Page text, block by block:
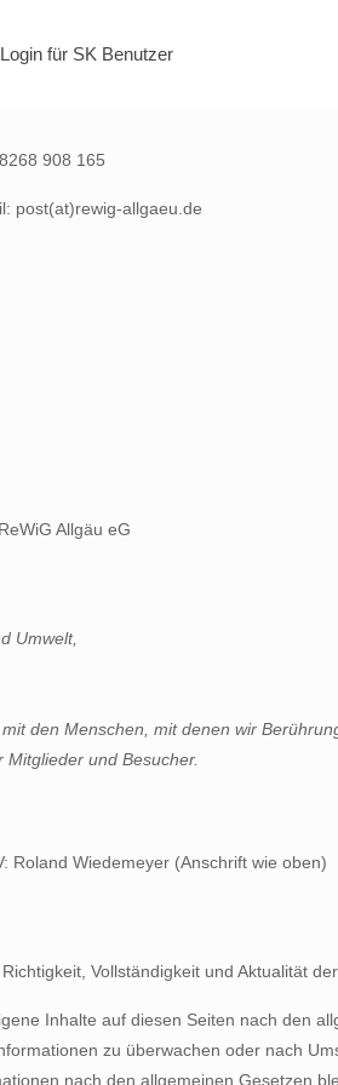
Login für SK Benutzer
908 165
post(at)rewig-allgaeu.de
Allgäu eG
Umwelt,
den Menschen, mit denen wir
und Besucher.
Roland Wiedemeyer (Anschrift wie oben)
Vollständigkeit und Aktualität
Inhalte auf diesen Seiten nach den
zu überwachen oder nach
nach den allgemeinen Gesetzen